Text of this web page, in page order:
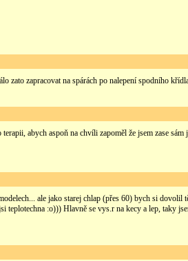
zato zapracovat na spárách po nalepení spodního
abych aspoň na chvíli zapoměl že jsem zase sám
ale jako starej chlap (přes 60) bych si dovolil
teplotechna :o))) Hlavně se vys.r na kecy a lep, taky